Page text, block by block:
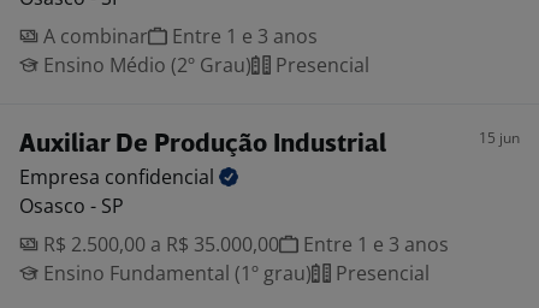
A combinar
Entre 1 e 3 anos
Ensino Médio (2º Grau)
Presencial
Auxiliar De Produção Industrial 15 jun
Empresa confidencial
Osasco - SP
R$ 2.500,00 a R$ 35.000,00
Entre 1 e 3 anos
Ensino Fundamental (1º grau)
Presencial